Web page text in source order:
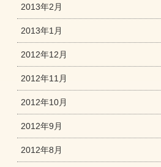
2013年2月
2013年1月
2012年12月
2012年11月
2012年10月
2012年9月
2012年8月